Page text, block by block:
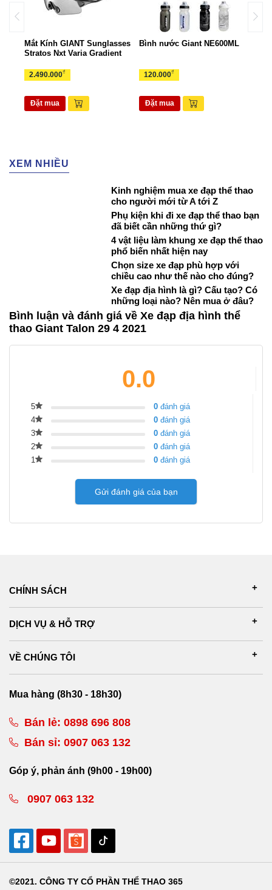
Mắt Kính GIANT Sunglasses
Stratos Nxt Varia Gradient
2.490.000₫
Đặt mua
Bình nước Giant NE600ML
120.000₫
Đặt mua
XEM NHIỀU
Kinh nghiệm mua xe đạp thể thao
cho người mới từ A tới Z
Phụ kiện khi đi xe đạp thể thao bạn
đã biết cần những thứ gì?
4 vật liệu làm khung xe đạp thể thao
phổ biến nhất hiện nay
Chọn size xe đạp phù hợp với
chiều cao như thế nào cho đúng?
Xe đạp địa hình là gì? Cấu tạo? Có
những loại nào? Nên mua ở đâu?
Bình luận và đánh giá về Xe đạp địa hình thể
thao Giant Talon 29 4 2021
0.0
5 0 đánh giá
4
0 đánh giá
3
0 đánh giá
2
0 đánh giá
1
0 đánh giá
Gửi đánh giá của bạn
CHÍNH SÁCH
DỊCH VỤ & HỖ TRỢ
VỀ CHÚNG TÔI
Mua hàng (8h30 - 18h30)
Bán lẻ: 0898 696 808
Bán sỉ: 0907 063 132
Góp ý, phản ánh (9h00 - 19h00)
0907 063 132
©2021. CÔNG TY CỔ PHẦN THỂ THAO 365